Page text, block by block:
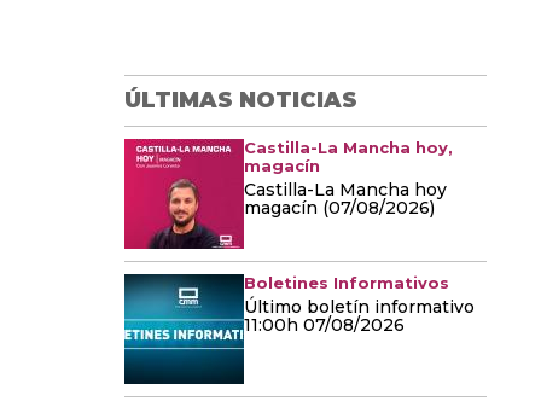
ÚLTIMAS NOTICIAS
Castilla-La Mancha hoy,
magacín
Castilla-La Mancha hoy
magacín (07/08/2026)
Boletines Informativos
Último boletín informativo
11:00h 07/08/2026